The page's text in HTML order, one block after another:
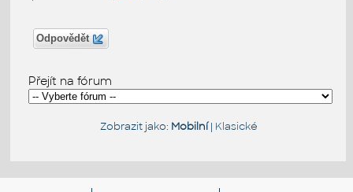
Odpovědět
Přejít na fórum
Zobrazit jako: Mobilní| Klasické